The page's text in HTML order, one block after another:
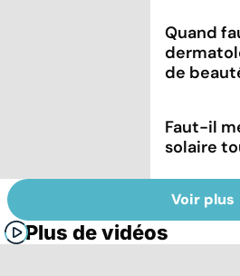
Quand
de
Faut-il
solaire
Voir plus
Plus de vidéos